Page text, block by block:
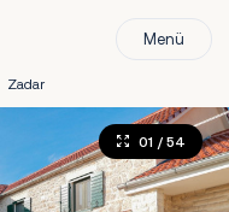
Menü
Zadar
01 / 54